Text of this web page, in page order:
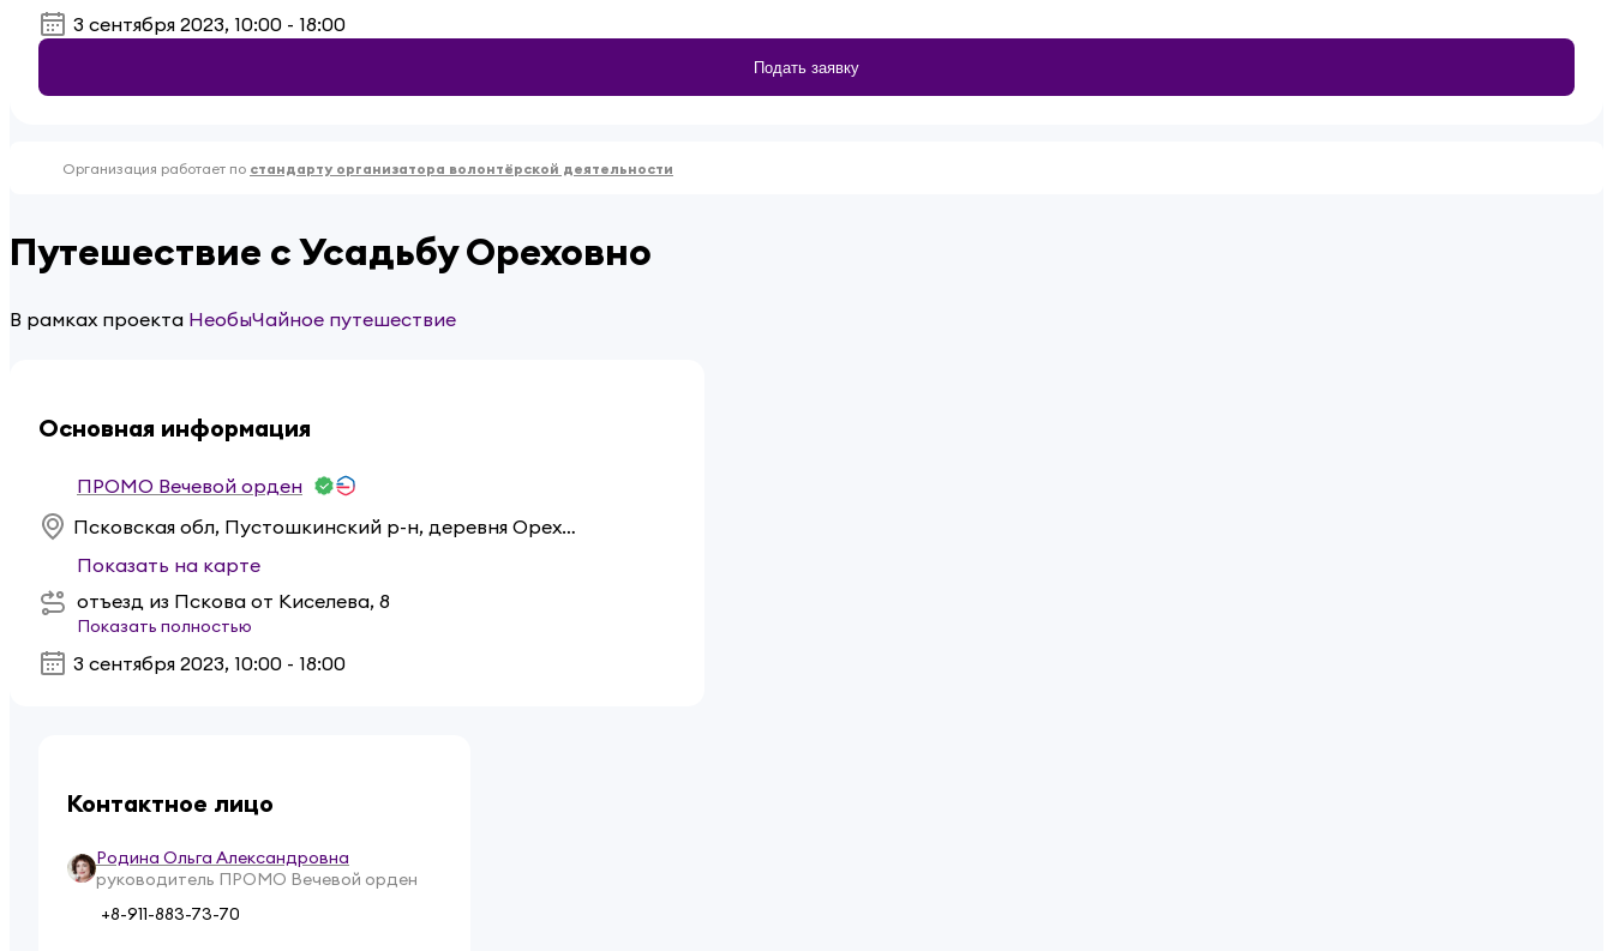
3 сентября 2023, 10:00 - 18:00
Подать заявку
Организация работает по стандарту организатора волонтёрской деятельности
Путешествие с Усадьбу Ореховно
В рамках проекта НеобыЧайное путешествие
Основная информация
ПРОМО Вечевой орден
Псковская обл, Пустошкинский р-н, деревня Ореховно
Показать на карте
отъезд из Пскова от Киселева, 8
Показать полностью
3 сентября 2023, 10:00 - 18:00
Контактное лицо
Родина Ольга Александровна
руководитель ПРОМО Вечевой орден
+8-911-883-73-70